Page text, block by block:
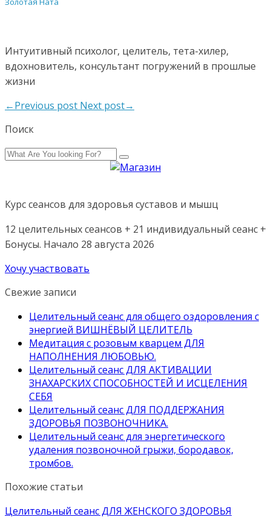
Интуитивный психолог, целитель, тета-хилер,
вдохновитель, консультант погружений в прошлые
жизни
←Previous post Next post→
Поиск
Курс сеансов для здоровья суставов и мышц
12 целительных сеансов + 21 индивидуальный сеанс +
Бонусы. Начало 28 августа 2026
Хочу участвовать
Свежие записи
Целительный сеанс для общего оздоровления с
энергией ВИШНЁВЫЙ ЦЕЛИТЕЛЬ
Медитация с розовым кварцем ДЛЯ
НАПОЛНЕНИЯ ЛЮБОВЬЮ.
Целительный сеанс ДЛЯ АКТИВАЦИИ
ЗНАХАРСКИХ СПОСОБНОСТЕЙ И ИСЦЕЛЕНИЯ
СЕБЯ
Целительный сеанс ДЛЯ ПОДДЕРЖАНИЯ
ЗДОРОВЬЯ ПОЗВОНОЧНИКА.
Целительный сеанс для энергетического
удаления позвоночной грыжи, бородавок,
тромбов.
Похожие статьи
Целительный сеанс ДЛЯ ЖЕНСКОГО ЗДОРОВЬЯ